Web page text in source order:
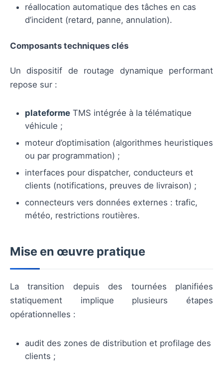
réallocation automatique des tâches en cas
d’incident (retard, panne, annulation).
Composants techniques clés
Un dispositif de routage dynamique performant
repose sur :
plateforme TMS intégrée à la télématique
véhicule ;
moteur d’optimisation (algorithmes heuristiques
ou par programmation) ;
interfaces pour dispatcher, conducteurs et
clients (notifications, preuves de livraison) ;
connecteurs vers données externes : trafic,
météo, restrictions routières.
Mise en œuvre pratique
La transition depuis des tournées planifiées
statiquement implique plusieurs étapes
opérationnelles :
audit des zones de distribution et profilage des
clients ;